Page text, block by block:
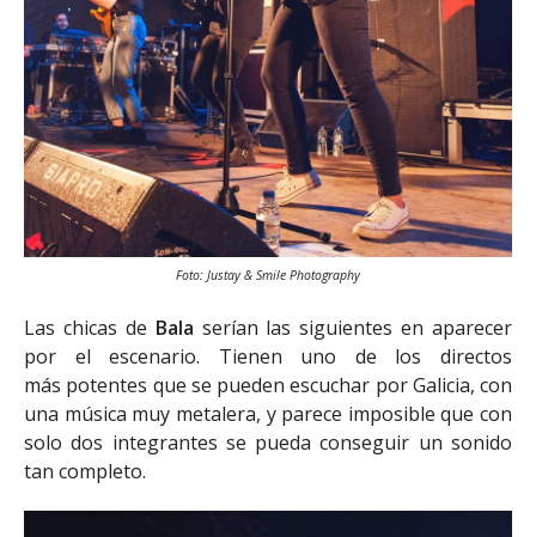
Foto: Justay & Smile Photography
Las chicas de Bala serían las siguientes en aparecer
por el escenario. Tienen uno de los directos
más potentes que se pueden escuchar por Galicia, con
una música muy metalera, y parece imposible que con
solo dos integrantes se pueda conseguir un sonido
tan completo.